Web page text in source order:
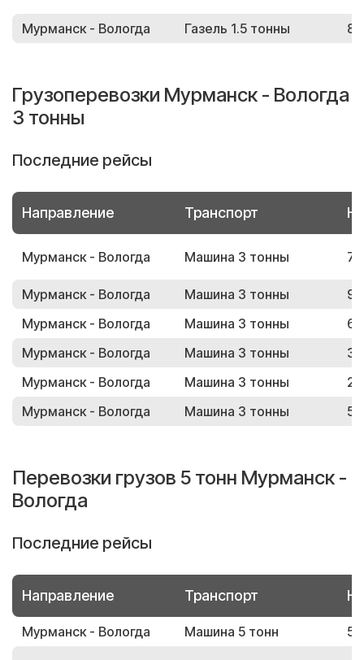
Мурманск - Вологда Газель 1.5 тонны
Грузоперевозки Мурманск - Вологда
3 тонны
Последние рейсы
Направление Транспорт
Мурманск - Вологда Машина 3 тонны
Мурманск - Вологда Машина 3 тонны
Мурманск - Вологда
Машина 3 тонны
Мурманск - Вологда
Машина 3 тонны
Мурманск - Вологда
Машина 3 тонны
Мурманск - Вологда
Машина 3 тонны
Перевозки грузов 5 тонн Мурманск -
Вологда
Последние рейсы
Направление Транспорт
Мурманск - Вологда Машина 5 тонн